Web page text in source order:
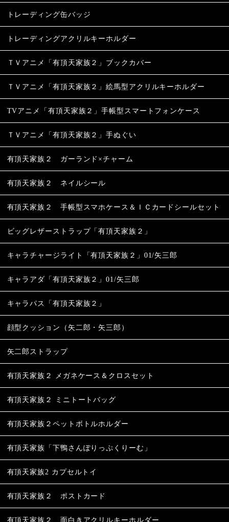
トレーディング缶バッジ
トレーディングアクリルキーホルダー
ＴＶアニメ「有頂天家族２」ブックカバー
ＴＶアニメ「有頂天家族２」絵馬型アクリルキーホルダー
TVアニメ「有頂天家族２」手帳型スマートフォンケース
ＴＶアニメ「有頂天家族２」手ぬぐい
有頂天家族２ ガーランド×チャーム
有頂天家族２ ネイルシール
有頂天家族２ 手帳型スマホケース＆ＩＣカードシールセット
ビッグレザーストラップ「有頂天家族２」
キャラチャージライト「有頂天家族２」01/矢三郎
キャラアダ「有頂天家族２」01/矢三郎
キャラパス「有頂天家族２」
顔型クッション（矢二郎・矢三郎）
矢二郎ストラップ
有頂天家族２ メガネケース＆クロスセット
有頂天家族２ ミニトートバッグ
有頂天家族２ペットボトルホルダー
有頂天家族「下鴨さんぽりっぷくりーむ」
有頂天家族2 カプセルトイ
有頂天家族２ ポストカード
有頂天家族２ 面白きアクリルキーホルダー